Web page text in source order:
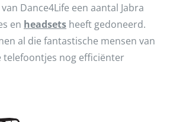
Dance4Life een aantal Jabra
en headsets heeft gedoneerd.
al die fantastische mensen van
telefoontjes nog efficiënter